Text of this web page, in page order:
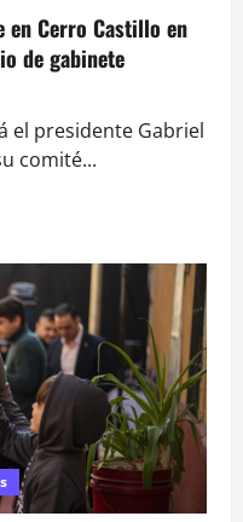
en Cerro Castillo en
de gabinete
el presidente Gabriel
comité...